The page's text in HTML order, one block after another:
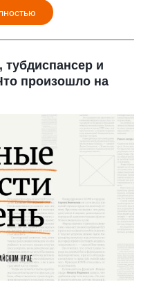
тубдиспансер и
произошло на